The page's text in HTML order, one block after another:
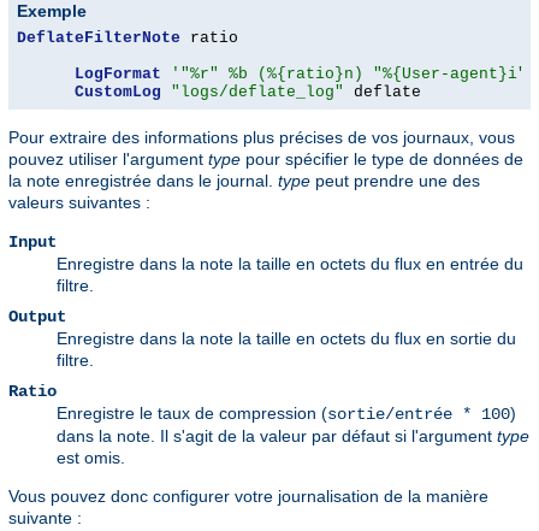
Exemple
DeflateFilterNote ratio
LogFormat
'"%r" %b (%{ratio}n) "%{User-agent}i"'
CustomLog
"logs/deflate_log" deflate
Pour extraire des informations plus précises de vos journaux, vous
pouvez utiliser l'argument type pour spécifier le type de données de
la note enregistrée dans le journal. type peut prendre une des
valeurs suivantes :
Input
Enregistre dans la note la taille en octets du flux en entrée du
filtre.
Output
Enregistre dans la note la taille en octets du flux en sortie du
filtre.
Ratio
Enregistre le taux de compression (sortie/entrée * 100)
dans la note. Il s'agit de la valeur par défaut si l'argument type
est omis.
Vous pouvez donc configurer votre journalisation de la manière
suivante :